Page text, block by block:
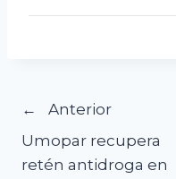
Navegación
de
Anterior
Umopar recupera
retén antidroga en